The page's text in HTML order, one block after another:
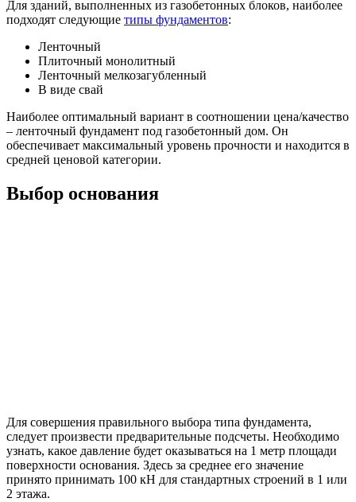
Для зданий, выполненных из газобетонных блоков, наиболее
подходят следующие типы фундаментов:
Ленточный
Плиточный монолитный
Ленточный мелкозагубленный
В виде свай
Наиболее оптимальный вариант в соотношении цена/качество
– ленточный фундамент под газобетонный дом. Он
обеспечивает максимальный уровень прочности и находится в
средней ценовой категории.
Выбор основания
Для совершения правильного выбора типа фундамента,
следует произвести предварительные подсчеты. Необходимо
узнать, какое давление будет оказываться на 1 метр площади
поверхности основания. Здесь за среднее его значение
принято принимать 100 кН для стандартных строений в 1 или
2 этажа.